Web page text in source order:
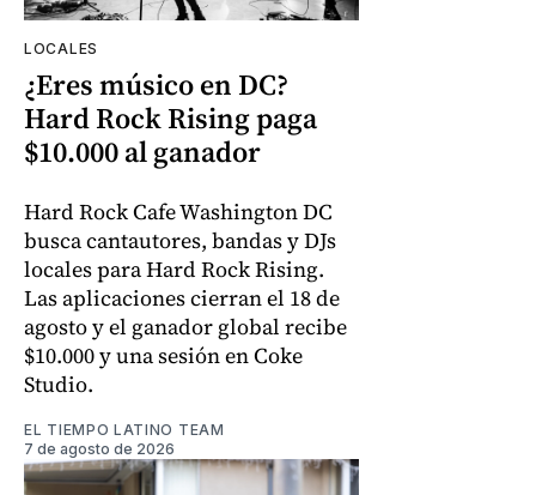
LOCALES
¿Eres músico en DC?
Hard Rock Rising paga
$10.000 al ganador
Hard Rock Cafe Washington DC
busca cantautores, bandas y DJs
locales para Hard Rock Rising.
Las aplicaciones cierran el 18 de
agosto y el ganador global recibe
$10.000 y una sesión en Coke
Studio.
EL TIEMPO LATINO TEAM
7 de agosto de 2026